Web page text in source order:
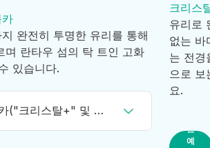
완전히 투명한 유리를 통해
며 란타우 섬의 탁 트인 고화
있습니다.
왕복 케이블카("크리스탈+" 및 스탠다드 캐빈) - 퉁충~옹핑 구간
크리스
유리로
없는 바
는 전경
으로 보
요.
금
예